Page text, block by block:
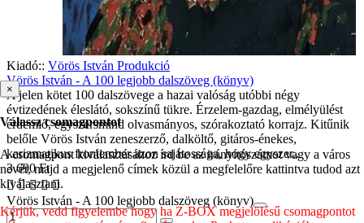
Kiadó:: Vörös István Produkció
Vörös István - A 100 legjobb dalszöveg (könyv)
A jelen kötet 100 dalszövege a hazai valóság utóbbi négy
évtizedének éleslátó, sokszínű tükre. Érzelem-gazdag, elmélyülést
érdemlő, egyszersmind olvasmányos, szórakoztató korrajz. Kitűnik
belőle Vörös István zeneszerző, dalköltő, gitáros-énekes,
karizmatikus frontember azon sajátossága, hogy egyszer..
3 690 Ft
Vörös István - A 100 legjobb dalszöveg (könyv)
×
Válassz csomagpontot
A csomagpont kiválasztásához írd be az irányítószámot vagy a város
nevét, majd a megjelenő címek közül a megfelelőre kattintva tudod azt
kiválasztani.
Kérjük, vedd figyelembe hogy ha Z-BOX megjelölésű csomagpontot